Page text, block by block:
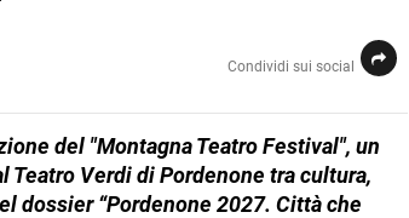
Condividi sui social
del "Montagna Teatro Festival", un
Verdi di Pordenone tra cultura,
dossier “Pordenone 2027. Città che